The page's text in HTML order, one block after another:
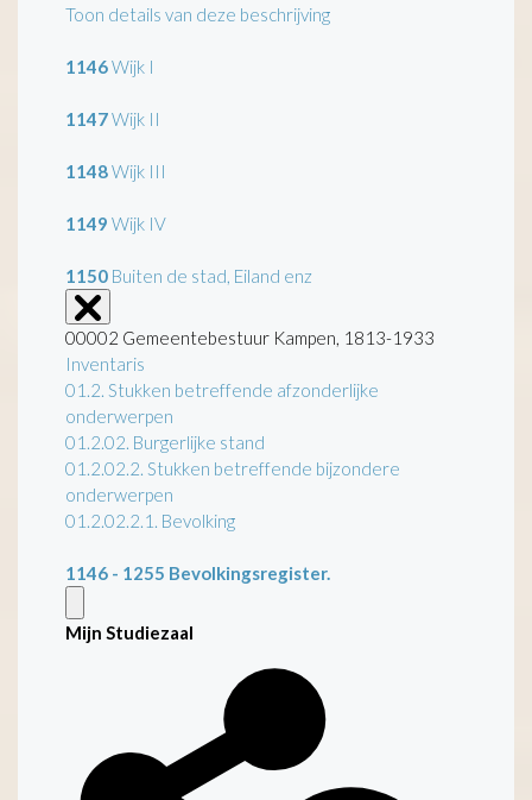
Toon details van deze beschrijving
1146Wijk I
1147Wijk II
1148Wijk III
1149 Wijk IV
1150 Buiten de stad, Eiland enz
00002 Gemeentebestuur Kampen, 1813-1933
Inventaris
01.2. Stukken betreffende afzonderlijke
onderwerpen
01.2.02. Burgerlijke stand
01.2.02.2. Stukken betreffende bijzondere
onderwerpen
01.2.02.2.1. Bevolking
1146 - 1255 Bevolkingsregister.
Mijn Studiezaal